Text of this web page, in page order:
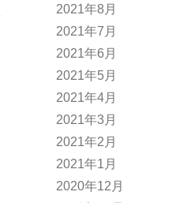
2021年8月
2021年7月
2021年6月
2021年5月
2021年4月
2021年3月
2021年2月
2021年1月
2020年12月